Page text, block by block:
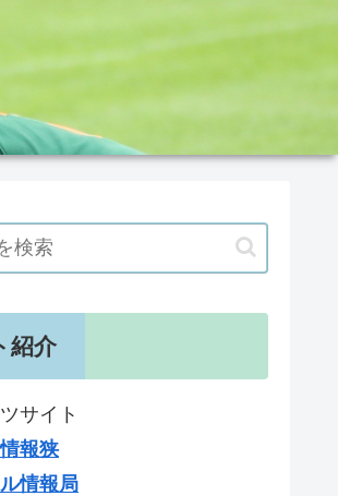
紹介
サイト
報狭
情報局